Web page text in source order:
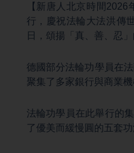
【新唐人北京時間
行，慶祝法輪大法洪傳
日，頌揚「真、善、忍
德國部分法輪功學員在
聚集了多家銀行與商業
法輪功學員在此舉行的
了優美而緩慢圓的五套